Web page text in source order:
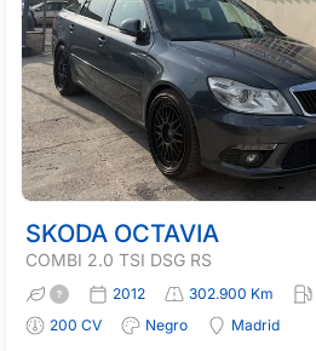
SKODA OCTAVIA
COMBI 2.0 TSI DSG RS
2012 302.900 Km
200 CV
Negro
Madrid